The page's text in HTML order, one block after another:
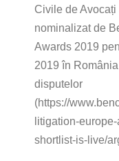
Civile de
nominalizat de
Awards 2019
2019 în
disputelor
(https://
litigation-
shortlist-is-live/